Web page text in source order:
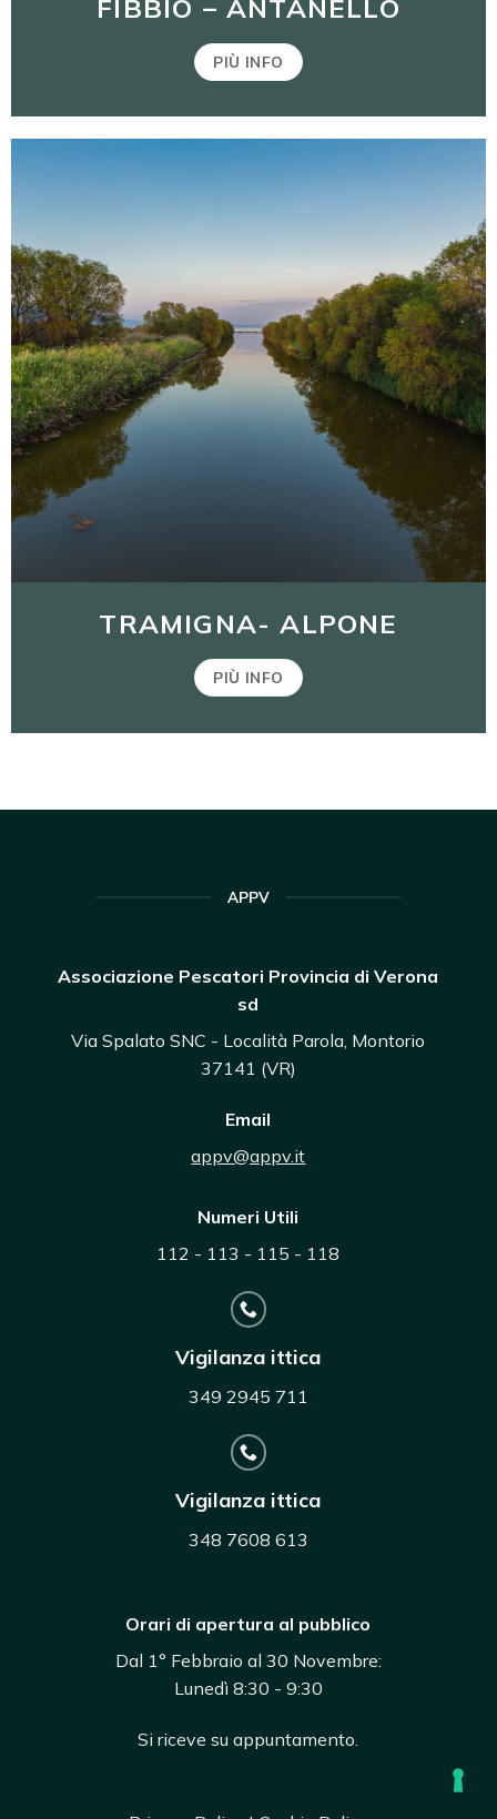
FIBBIO – ANTANELLO
PIÙ INFO
TRAMIGNA- ALPONE
PIÙ INFO
APPV
Associazione Pescatori Provincia di Verona
sd
Via Spalato SNC - Località Parola, Montorio
37141 (VR)
Email
appv@appv.it
Numeri Utili
112 - 113 - 115 - 118
Vigilanza ittica
349 2945 711
Vigilanza ittica
348 7608 613
Orari di apertura al pubblico
Dal 1° Febbraio al 30 Novembre:
Lunedì 8:30 - 9:30
Si riceve su appuntamento.